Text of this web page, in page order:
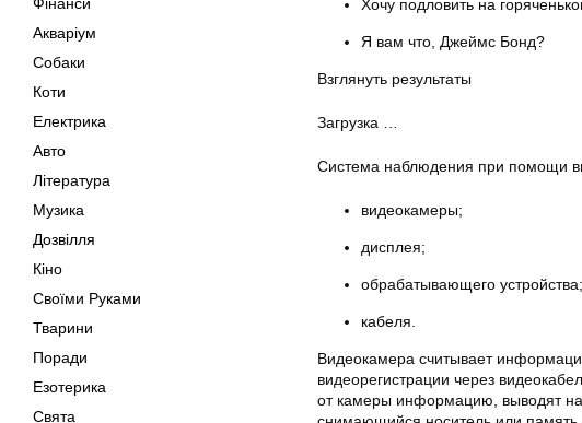
Акваріум
Собаки
Коти
Електрика
Авто
Література
Музика
Дозвілля
Кіно
Своїми Руками
Тварини
Поради
Езотерика
Свята
Хочу подловить на
Я вам что, Джеймс Бонд?
Взглянуть результаты
Загрузка …
Система наблюдения при помощи
видеокамеры;
дисплея;
обрабатывающего устройства;
кабеля.
Видеокамера считывает
видеорегистрации через
от камеры информацию, выводят